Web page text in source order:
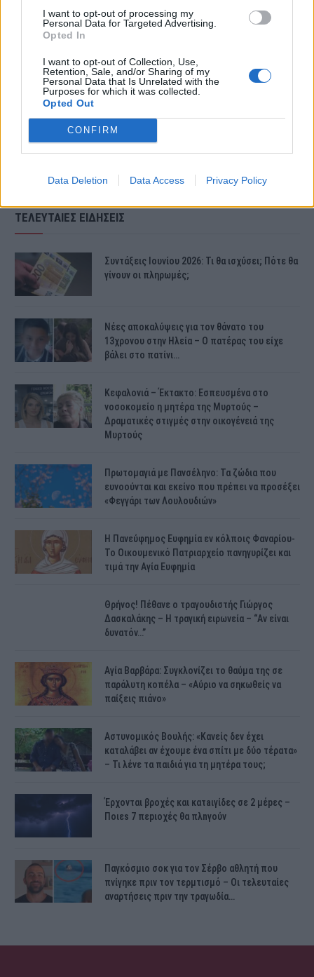
I want to opt-out of processing my
Personal Data for Targeted Advertising.
Opted In
I want to opt-out of Collection, Use,
Retention, Sale, and/or Sharing of my
Personal Data that Is Unrelated with the
Purposes for which it was collected.
Opted Out
CONFIRM
Data Deletion Data Access Privacy Policy
καταστροφής» είπε χαρακτηριστικά,
νεκρών και οι κραυγές δεν θα φύγουν
από τη μνήμη του.
ΤΕΛΕΥΤΑΙΕΣ ΕΙΔΗΣΕΙΣ
Συντάξεις Ιουνίου 2026: Τι θα ισχύσει; Πότε θα
γίνουν οι πληρωμές;
Νέες αποκαλύψεις για τον θάνατο του
13χρονου στην Ηλεία – Ο πατέρας του είχε
βάλει στο πατίνι…
Κεφαλονιά – Έκτακτο: Εσπευσμένα στο
νοσοκομείο η μητέρα της Μυρτούς –
Δραματικές στιγμές στην οικογένειά της
Μυρτούς
Πρωτομαγιά με Πανσέληνο: Τα ζώδια που
ευνοούνται και εκείνο που πρέπει να προσέξει
«Φεγγάρι των Λουλουδιών»
H Πανεύφημος Ευφημία εν κόλποις Φαναρίου-
Το Οικουμενικό Πατριαρχείο πανηγυρίζει και
τιμά την Αγία Ευφημία
Θρήνος! Πέθανε ο τραγουδιστής Γιώργος
Δασκαλάκης – Η τραγική ειρωνεία – “Αν είναι
δυνατόν…”
Αγία Βαρβάρα: Συγκλονίζει το θαύμα της σε
παράλυτη κοπέλα – «Αύριο να σηκωθείς να
παίξεις πιάνο»
Αστυνομικός Bουλής: «Κανείς δεν έχει
καταλάβει αν έχουμε ένα σπίτι με δύο τέρατα»
– Τι λένε τα παιδιά για τη μητέρα τους;
Έρχονται βροχές και κατaιγίδες σε 2 μέpες –
Ποιεs 7 πεpιοχές θα πλnγούν
Παγκόσμιο σοκ για τον Σέρβο αθλητή που
πνίγηκε πριν τον τερμτισμό – Οι τελευταίες
αναρτήσεις πριν την τραγωδία…